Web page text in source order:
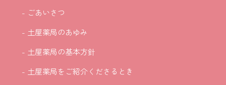
- ごあいさつ
- 土屋薬局のあゆみ
- 土屋薬局の基本方針
- 土屋薬局をご紹介くださるとき